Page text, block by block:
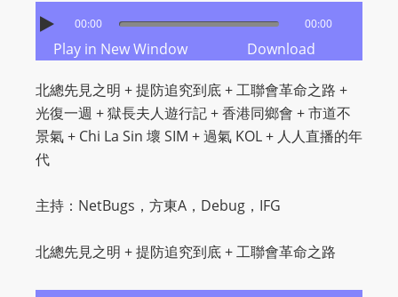
talkonly
00:00 00:00
Play in New Window Download
北總先見之明 + 提防追究到底 + 工聯會革命之路 +
光復一週 + 獄長夫人遊行記 + 香港同鄉會 + 市道不
景氣 + Chi La Sin 壞 SIM + 過氣 KOL + 人人直播的年
代
主持：NetBugs，方東A，Debug，IFG
北總先見之明 + 提防追究到底 + 工聯會革命之路